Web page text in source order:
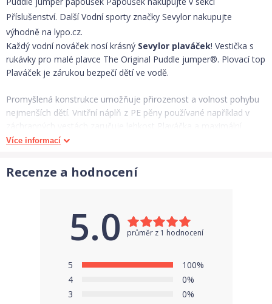
Příslušenství. Další Vodní sporty značky Sevylor nakupujte
výhodně na lypo.cz.
Každý vodní nováček nosí krásný Sevylor plaváček! Vestička s
rukávky pro malé plavce The Original Puddle jumper®. Plovací top
Plaváček je zárukou bezpečí dětí ve vodě.
Promyšlená konstrukce umožňuje přirozenost a volnost pohybu
nejmenších dětí. Vnitřní náplň z PE pěny používané například v
bezpečnost v porovnání s nafukovacími rukávky.
Plovací top drží vrchní část těla nad vodou a zamezuje
nechtěnému samovolnému přetáčení dítěte. Plaváčci se velmi
Hmotnost produktu:170 g
Pro děti o hmotnosti:
150 Denier Woven Polyester
Více informací
Recenze a hodnocení
5.0 průměr z 1 hodnocení
5
100%
4
0%
3
0%